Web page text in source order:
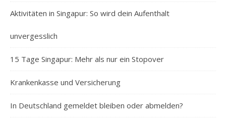
Aktivitäten in Singapur: So wird dein Aufenthalt
unvergesslich
15 Tage Singapur: Mehr als nur ein Stopover
Krankenkasse und Versicherung
In Deutschland gemeldet bleiben oder abmelden?